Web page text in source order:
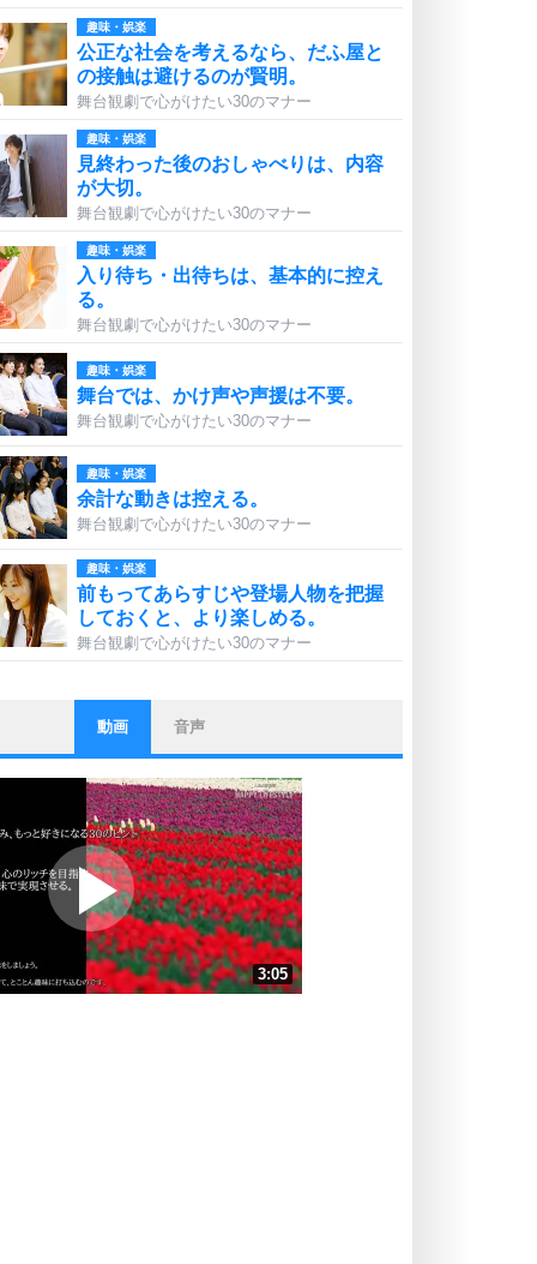
趣味・娯楽
公正な社会を考えるなら、だふ屋と
の接触は避けるのが賢明。
舞台観劇で心がけたい30のマナー
趣味・娯楽
見終わった後のおしゃべりは、内容
が大切。
舞台観劇で心がけたい30のマナー
趣味・娯楽
入り待ち・出待ちは、基本的に控え
る。
舞台観劇で心がけたい30のマナー
趣味・娯楽
舞台では、かけ声や声援は不要。
舞台観劇で心がけたい30のマナー
趣味・娯楽
余計な動きは控える。
舞台観劇で心がけたい30のマナー
趣味・娯楽
前もってあらすじや登場人物を把握
しておくと、より楽しめる。
舞台観劇で心がけたい30のマナー
ストレス対策
他人と比べない。
いっそのこと、他人を見ない。
いらいらしない人になる30の方法
プラス思考
ポジティブになれない原因は、行動
しないから。
ポジティブ思考になる30の方法
ストレス対策
人生、なんとかなるもの。
動画 音声
3:05